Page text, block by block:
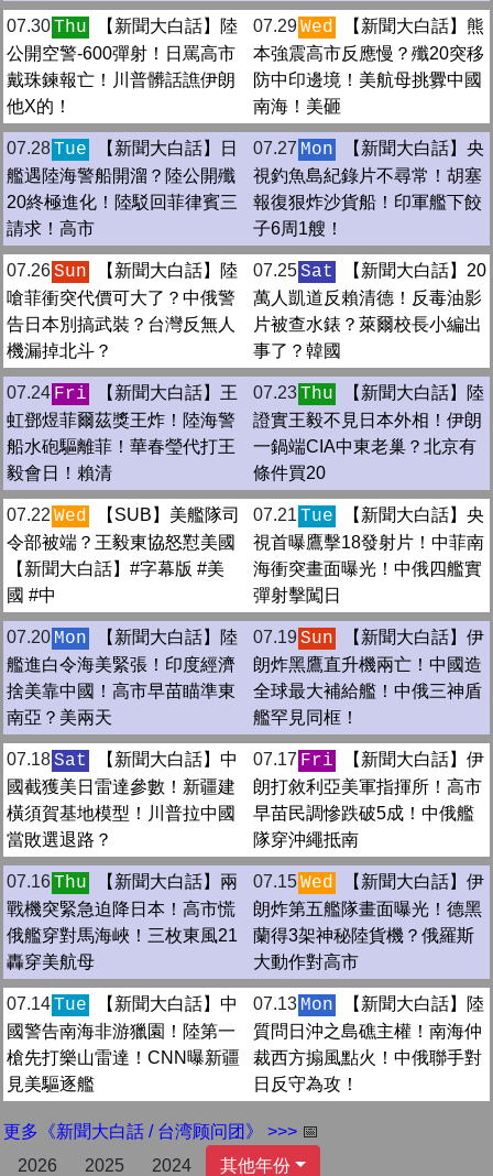
07.30Thu
【新聞大白話】陸
公開空警-600彈射！日罵高市
戴珠鍊報亡！川普髒話譙伊朗
他X的！
07.29Wed
【新聞大白話】熊
本強震高市反應慢？殲20突移
防中印邊境！美航母挑釁中國
南海！美砸
07.28Tue
【新聞大白話】日
艦遇陸海警船開溜？陸公開殲
20終極進化！陸駁回菲律賓三
請求！高市
07.27 Mon
【新聞大白話】央
視釣魚島紀錄片不尋常！胡塞
報復狠炸沙貨船！印軍艦下餃
子6周1艘！
07.26Sun
【新聞大白話】陸
嗆菲衝突代價可大了？中俄警
告日本別搞武裝？台灣反無人
機漏掉北斗？
07.25Sat
【新聞大白話】20
萬人凱道反賴清德！反毒油影
片被查水錶？萊爾校長小編出
事了？韓國
07.24 Fri
【新聞大白話】王
虹鄧煜菲爾茲獎王炸！陸海警
船水砲驅離菲！華春瑩代打王
毅會日！賴清
07.23Thu
【新聞大白話】陸
證實王毅不見日本外相！伊朗
一鍋端CIA中東老巢？北京有
條件買20
07.22 Wed
【SUB】美艦隊司
令部被端？王毅東協怒懟美國
【新聞大白話】#字幕版 #美
國 #中
07.21 Tue
【新聞大白話】央
視首曝鷹擊18發射片！中菲南
海衝突畫面曝光！中俄四艦實
彈射擊闖日
07.20 Mon
【新聞大白話】陸
艦進白令海美緊張！印度經濟
捨美靠中國！高市早苗瞄準東
南亞？美兩天
07.19Sun
【新聞大白話】伊
朗炸黑鷹直升機兩亡！中國造
全球最大補給艦！中俄三神盾
艦罕見同框！
07.18Sat
【新聞大白話】中
國截獲美日雷達參數！新疆建
橫須賀基地模型！川普拉中國
當敗選退路？
07.17 Fri
【新聞大白話】伊
朗打敘利亞美軍指揮所！高市
早苗民調慘跌破5成！中俄艦
隊穿沖繩抵南
07.16Thu
【新聞大白話】兩
戰機突緊急迫降日本！高市慌
俄艦穿對馬海峽！三枚東風21
轟穿美航母
07.15Wed
【新聞大白話】伊
朗炸第五艦隊畫面曝光！德黑
蘭得3架神秘陸貨機？俄羅斯
大動作對高市
07.14Tue
【新聞大白話】中
國警告南海非游獵園！陸第一
槍先打樂山雷達！CNN曝新疆
見美驅逐艦
07.13 Mon
【新聞大白話】陸
質問日沖之島礁主權！南海仲
裁西方搧風點火！中俄聯手對
日反守為攻！
更多《新聞大白話 / 台湾顾问团》 >>> 📅
2026
2025 2024 其他年份